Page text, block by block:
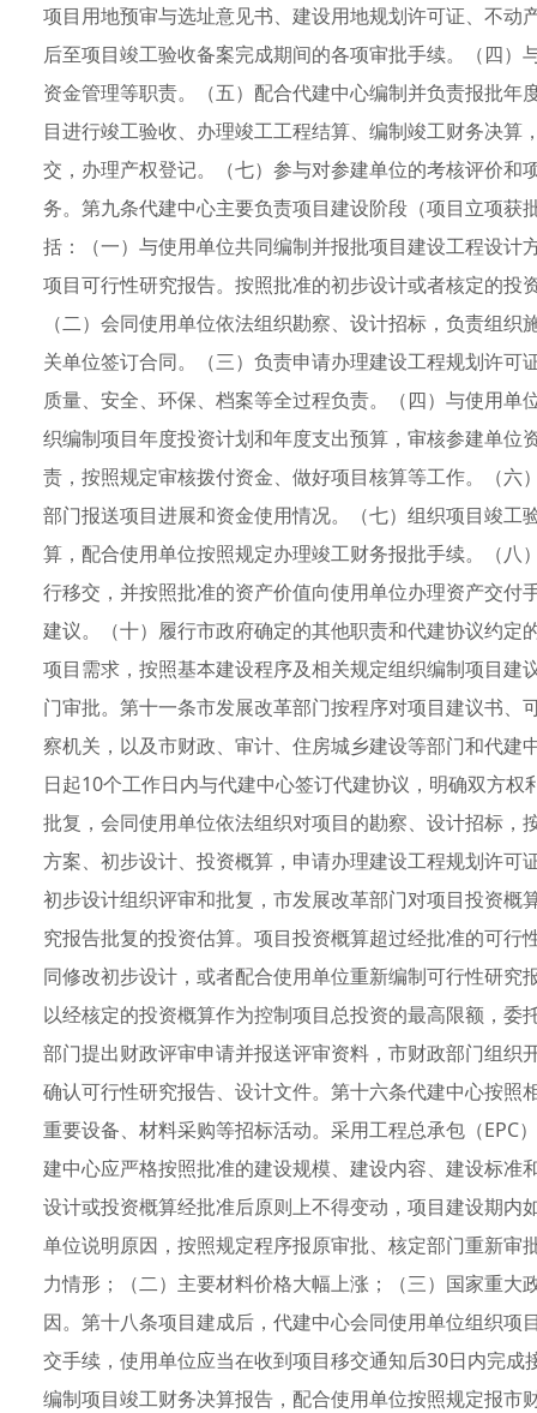
项目用地预审与选址意见书、建设用地规划许可证、不
后至项目竣工验收备案完成期间的各项审批手续。（四
资金管理等职责。（五）配合代建中心编制并负责报批
目进行竣工验收、办理竣工工程结算、编制竣工财务决
交，办理产权登记。（七）参与对参建单位的考核评价
务。第九条代建中心主要负责项目建设阶段（项目立项
括：（一）与使用单位共同编制并报批项目建设工程设
项目可行性研究报告。按照批准的初步设计或者核定的
（二）会同使用单位依法组织勘察、设计招标，负责组
关单位签订合同。（三）负责申请办理建设工程规划许
质量、安全、环保、档案等全过程负责。（四）与使用
织编制项目年度投资计划和年度支出预算，审核参建单
责，按照规定审核拨付资金、做好项目核算等工作。（
部门报送项目进展和资金使用情况。（七）组织项目竣
算，配合使用单位按照规定办理竣工财务报批手续。（
行移交，并按照批准的资产价值向使用单位办理资产交
建议。（十）履行市政府确定的其他职责和代建协议约
项目需求，按照基本建设程序及相关规定组织编制项目
门审批。第十一条市发展改革部门按程序对项目建议书
察机关，以及市财政、审计、住房城乡建设等部门和代
日起10个工作日内与代建中心签订代建协议，明确双方
批复，会同使用单位依法组织对项目的勘察、设计招标
方案、初步设计、投资概算，申请办理建设工程规划许
初步设计组织评审和批复，市发展改革部门对项目投资
究报告批复的投资估算。项目投资概算超过经批准的可
同修改初步设计，或者配合使用单位重新编制可行性研
以经核定的投资概算作为控制项目总投资的最高限额，
部门提出财政评审申请并报送评审资料，市财政部门组
确认可行性研究报告、设计文件。第十六条代建中心按
重要设备、材料采购等招标活动。采用工程总承包（EPC
建中心应严格按照批准的建设规模、建设内容、建设标
设计或投资概算经批准后原则上不得变动，项目建设期
单位说明原因，按照规定程序报原审批、核定部门重新
力情形；（二）主要材料价格大幅上涨；（三）国家重
因。第十八条项目建成后，代建中心会同使用单位组织
交手续，使用单位应当在收到项目移交通知后30日内完
编制项目竣工财务决算报告，配合使用单位按照规定报